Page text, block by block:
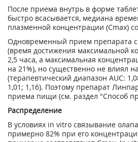
После приема внутрь в форме
быстро всасывается, медиана
плазменной концентрации (Сmax)
Одновременный прием препарата
(время достижения максимальной
2,5 часа, а максимальная
на 21%), но существенно не влиял
(терапевтический диапазон AUC:
1,01; 1,16). Поэтому препарат
приема пищи (см. раздел "Способ
Распределение
В условиях in vitro связывание
примерно 82% при его